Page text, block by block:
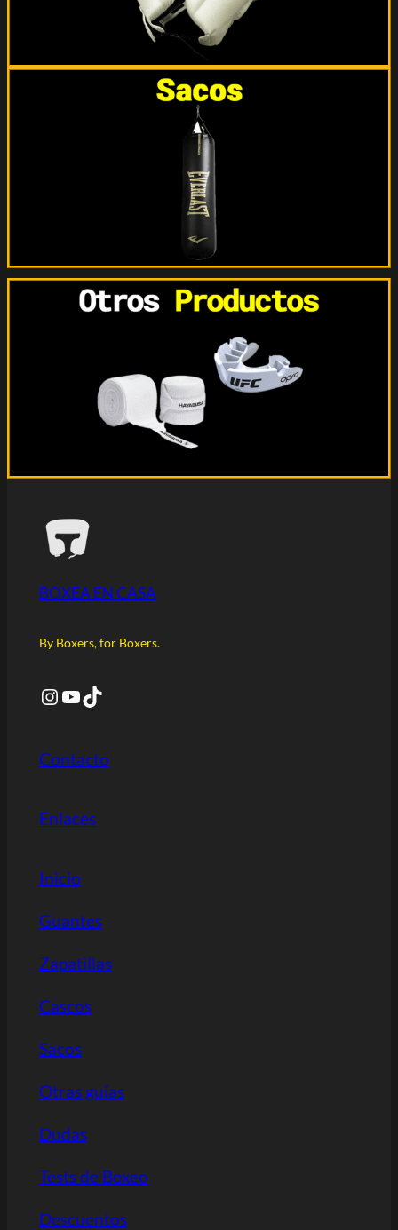
BOXEA EN CASA
By Boxers, for Boxers.
Instagram YouTube TikTok
Contacto
Enlaces
Inicio
Guantes
Zapatillas
Cascos
Sacos
Otras guías
Dudas
Tests de Boxeo
Descuentos